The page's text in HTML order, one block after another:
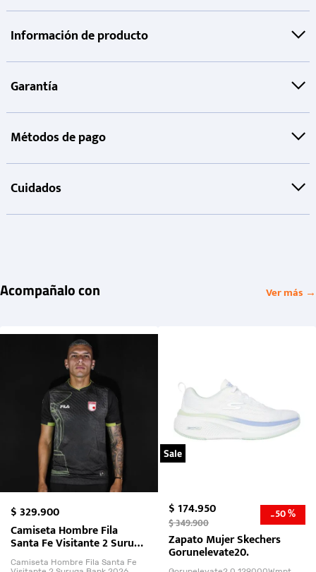
Información de producto
Garantía
Métodos de pago
Cuidados
Acompañalo con Ver más →
$329.900
Camiseta Hombre Fila
Santa Fe Visitante 2 Suruga
Bank 2026
Camiseta Hombre Fila Santa Fe
Sale
$174.950
$349.900 -50 %
Zapato Mujer Skechers
Gorunelevate20.